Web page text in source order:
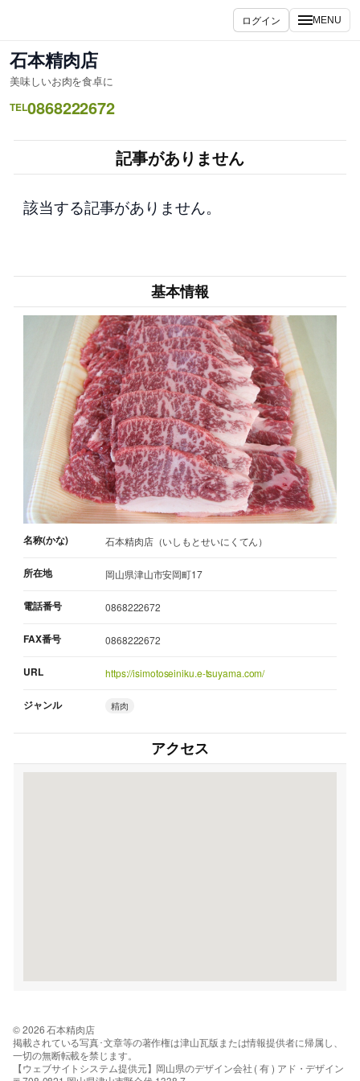
を
ス
キ
ッ
ログイン MENU
石本精肉店
美味しいお肉を食卓に
TEL0868222672
記事がありません
該当する記事がありません。
基本情報
名称(かな) 石本精肉店（いしもとせいにくてん）
所在地 岡山県津山市安岡町17
電話番号 0868222672
FAX番号 0868222672
URL https://isimotoseiniku.e-tsuyama.com/
ジャンル 精肉
アクセス
© 2026 石本精肉店
掲載されている写真･文章等の著作権は津山瓦版または情報提供者に帰属し、
一切の無断転載を禁じます。
【ウェブサイトシステム提供元】岡山県のデザイン会社 ( 有 ) アド・デザイン